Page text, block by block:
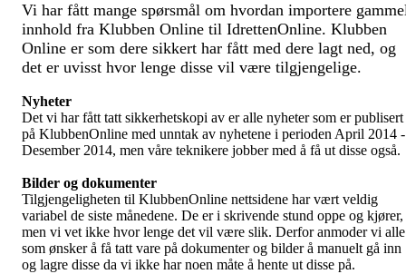
Vi har fått mange spørsmål om hvordan importere
innhold fra Klubben Online til IdrettenOnline. Klubben
Online er som dere sikkert har fått med dere lagt ned, og
det er uvisst hvor lenge disse vil være tilgjengelige.
Nyheter
Det vi har fått tatt sikkerhetskopi av er alle nyheter som er publisert
på KlubbenOnline med unntak av nyhetene i perioden April 2014 -
Desember 2014, men våre teknikere jobber med å få ut disse også.
Bilder og dokumenter
Tilgjengeligheten til KlubbenOnline nettsidene har vært veldig
variabel de siste månedene. De er i skrivende stund oppe og kjører,
men vi vet ikke hvor lenge det vil være slik. Derfor anmoder vi alle
som ønsker å få tatt vare på dokumenter og bilder å manuelt gå inn
og lagre disse da vi ikke har noen måte å hente ut disse på.